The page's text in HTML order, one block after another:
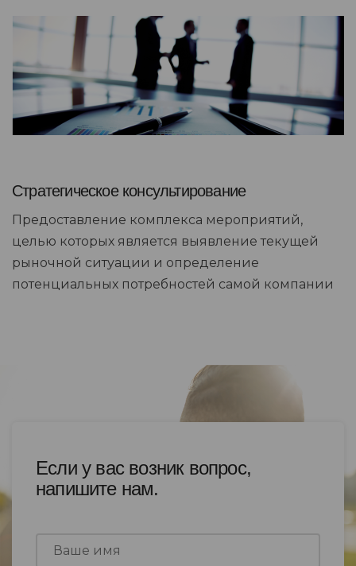
Стратегическое консультирование
Предоставление комплекса мероприятий,
целью которых является выявление текущей
рыночной ситуации и определение
потенциальных потребностей самой компании
Если у вас возник вопрос,
напишите нам.